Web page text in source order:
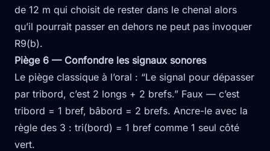
de 12 m qui choisit de rester dans le chenal alors
qu’il pourrait passer en dehors ne peut pas invoquer
R9(b).
Piège 6 — Confondre les signaux sonores
Le piège classique à l’oral : “Le signal pour dépasser
par tribord, c’est 2 longs + 2 brefs.” Faux — c’est
tribord = 1 bref, bâbord = 2 brefs. Ancre-le avec la
règle des 3 : tri(bord) = 1 bref comme 1 seul côté
vert.